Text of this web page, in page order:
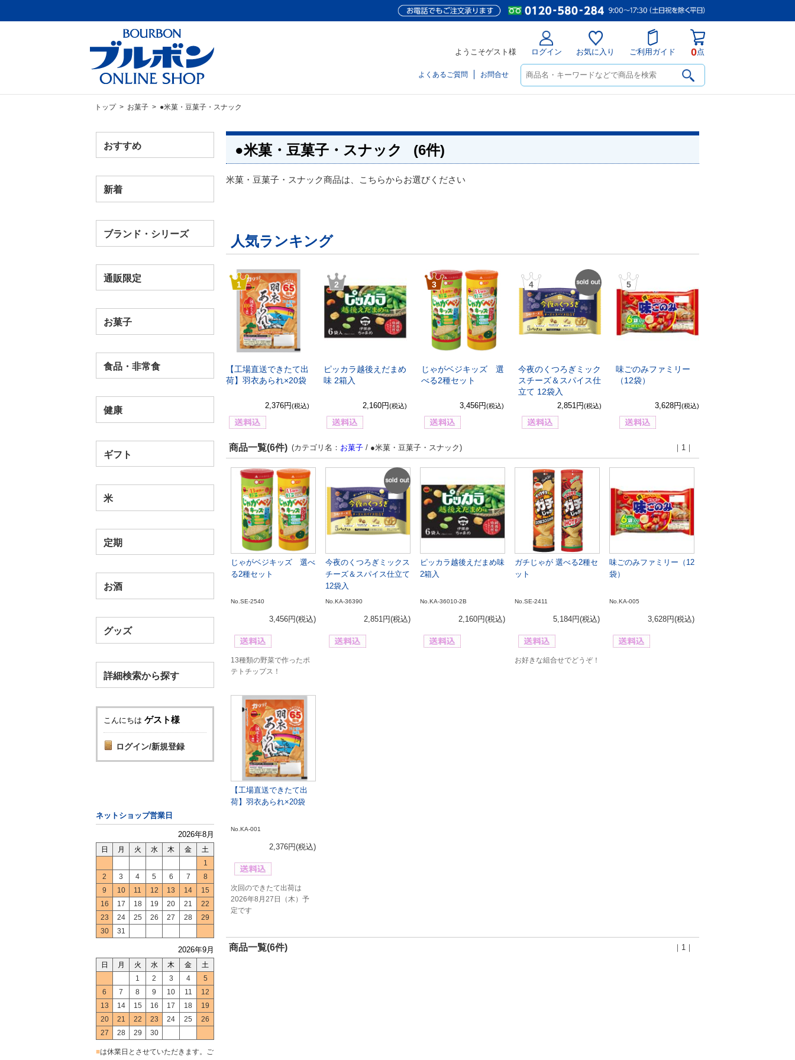
ようこそゲスト様 ログイン お気に入り ご利用ガイド 0点
よくあるご質問 お問合せ
トップ> お菓子> ●米菓・豆菓子・スナック
おすすめ
新着
ブランド・シリーズ
通販限定
お菓子
食品・非常食
健康
ギフト
米
定期
お酒
グッズ
詳細検索から探す
こんにちは ゲスト様
ログイン/新規登録
ネットショップ営業日
2026年8月
日 月 火 水 木 金
土
1
2
3 4 5 6 7
8
9
10 11 12 13 14
15
16
17 18 19 20 21
22
23
24 25 26 27 28
29
30
31
2026年9月
日 月 火 水 木 金
土
1
2 3 4
5
6
7 8 9 10 11
12
13
14 15 16 17 18
19
20
21 22 23 24 25
26
27
28 29 30
■は休業日とさせていただきます。ご
●米菓・豆菓子・スナック (6件)
米菓・豆菓子・スナック商品は、こちらからお選びください
人気ランキング
1
【工場直送できたて出
荷】羽衣あられ×20袋
2,376円(税込)
2
ピッカラ越後えだまめ
味 2箱入
2,160円(税込)
3
じゃがベジキッズ 選
べる2種セット
3,456円(税込)
4
OUT
今夜のくつろぎミック
スチーズ＆スパイス仕
立て 12袋入
2,851円(税込)
5
味ごのみファミリー
（12袋）
3,628円(税込)
商品一覧(6件) ｜1｜
(カテゴリ名： お菓子 / ●米菓・豆菓子・スナック)
じゃがベジキッズ 選べ
る2種セット
No.SE-2540
3,456円(税込)
13種類の野菜で作ったポ
テトチップス！
OUT
今夜のくつろぎミックス
チーズ＆スパイス仕立て
12袋入
No.KA-36390
2,851円(税込)
ピッカラ越後えだまめ味
2箱入
No.KA-36010-2B
2,160円(税込)
ガチじゃが 選べる2種セ
ット
No.SE-2411
5,184円(税込)
お好きな組合せでどうぞ！
味ごのみファミリー（12
袋）
No.KA-005
3,628円(税込)
【工場直送できたて出
荷】羽衣あられ×20袋
No.KA-001
2,376円(税込)
次回のできたて出荷は
2026年8月27日（木）予
定です
商品一覧(6件) ｜1｜